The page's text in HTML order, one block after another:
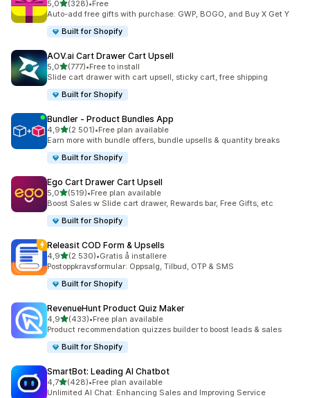
5,0av 5 stjerner
(328)
Totalt 328 omtaler
•Free
Auto-add free gifts with purchase: GWP, BOGO, and Buy X Get Y
Built for Shopify
AOV.ai Cart Drawer Cart Upsell
5,0av 5 stjerner
(777)
Totalt 777 omtaler
•Free to install
Slide cart drawer with cart upsell, sticky cart, free shipping
Built for Shopify
Bundler ‑ Product Bundles App
4,9av 5 stjerner
(2 501)
Totalt 2501 omtaler
•Free plan available
Earn more with bundle offers, bundle upsells & quantity breaks
Built for Shopify
Ego Cart Drawer Cart Upsell
5,0av 5 stjerner
(519)
Totalt 519 omtaler
•Free plan available
Boost Sales w Slide cart drawer, Rewards bar, Free Gifts, etc
Built for Shopify
Releasit COD Form & Upsells
4,9av 5 stjerner
(2 530)
Totalt 2530 omtaler
•Gratis å installere
Postoppkravsformular: Oppsalg, Tilbud, OTP & SMS
Built for Shopify
RevenueHunt Product Quiz Maker
4,9av 5 stjerner
(433)
Totalt 433 omtaler
•Free plan available
Product recommendation quizzes builder to boost leads & sales
Built for Shopify
SmartBot: Leading AI Chatbot
4,7av 5 stjerner
(428)
Totalt 428 omtaler
•Free plan available
Unlimited AI Chat: Enhancing Sales and Improving Service